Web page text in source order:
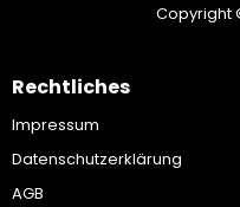
Copyright
Rechtliches
Impressum
Datenschutzerklärung
AGB